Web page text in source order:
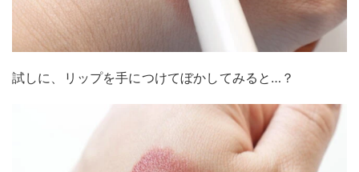
試しに、リップを手につけてぼかしてみると…？